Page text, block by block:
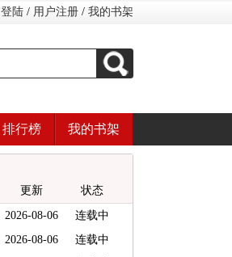
登陆 / 用户注册 / 我的书架
排行榜 我的书架
更新 状态
2026-08-06
连载中
2026-08-06
连载中